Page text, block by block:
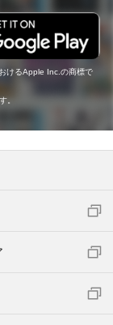
けるApple Inc.の商標で
。